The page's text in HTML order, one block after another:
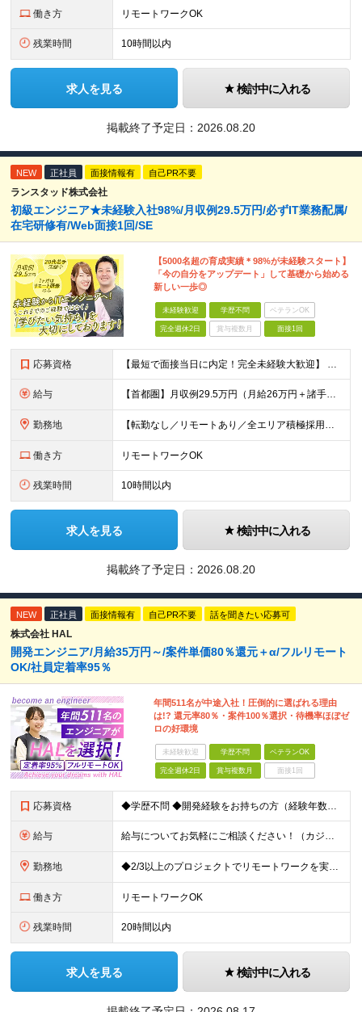
働き方 リモートワークOK
残業時間 10時間以内
求人を見る 検討中に入れる
掲載終了予定日： 2026.08.20
NEW 正社員 面接情報有 自己PR不要
ランスタッド株式会社
初級エンジニア★未経験入社98%/月収例29.5万円/必ずIT業務配属/
在宅研修有/Web面接1回/SE
【5000名超の育成実績＊98%が未経験スタート】
「今の自分をアップデート」して基礎から始める
新しい一歩◎
未経験歓迎 学歴不問 ベテランOK
完全週休2日 賞与複数月 面接1回
応募資格 【最短で面接当日に内定！完全未経験大歓迎】 ・業種／職種未経験歓迎 ・社会人デビュー、第二新卒、既卒者大歓迎 ・学歴不問（文系、理系不問） ・20代～30代、男女問わず活躍中 ・服装、髪色自由 ・明確
給与 【首都圏】月収例29.5万円（月給26万円＋諸手当） 【東海・関西】月収例28.5万円（月給25万円＋諸手当） 【九州】月収例26万円（月給23万円＋諸手当） ※経験・スキル・前職給与を踏まえ、総合
勤務地 【転勤なし／リモートあり／全エリア積極採用】 ・大手企業のプロジェクト中心 ・勤務エリアや配属先は希望を考慮 ・研修はリモートメインで実施 ・UIターン歓迎 ＜主なエリア＞ ■首都圏…東京・神奈川・
働き方 リモートワークOK
残業時間 10時間以内
求人を見る 検討中に入れる
掲載終了予定日： 2026.08.20
NEW 正社員 面接情報有 自己PR不要 話を聞きたい応募可
株式会社 HAL
開発エンジニア/月給35万円～/案件単価80％還元＋α/フルリモート
OK/社員定着率95％
年間511名が中途入社！圧倒的に選ばれる理由
は!? 還元率80％・案件100％選択・待機率ほぼゼ
ロの好環境
未経験歓迎 学歴不問 ベテランOK
完全週休2日 賞与複数月 面接1回
応募資格 ◆学歴不問 ◆開発経験をお持ちの方（経験年数不問） ＜こんな方は大歓迎！＞ ◎今の収入をもっと増やしたい ◎もっと上流の案件で活躍したい ◎将来のキャリアにつながる案件に携わりたい ◎自分のやりたい
給与 給与についてお気軽にご相談ください！（カジュアル面談可能） 月給35万円～＋各種手当＋賞与2回 ※固定残業代は、時間外労働の有無に関わらず40時間分を87,500円～支給 ※超過分は別途支給 ※試用
勤務地 ◆2/3以上のプロジェクトでリモートワークを実施中！ ≪自社拠点≫ ・東京本社／東京都千代田区丸の内二丁目6番1号 丸の内パークビルディング6階 ・関西支社／⼤阪府⼤阪市中央区安⼟町2-3-13 ⼤
働き方 リモートワークOK
残業時間 20時間以内
求人を見る 検討中に入れる